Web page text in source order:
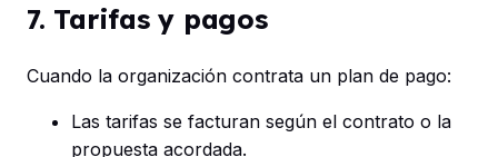
7. Tarifas y pagos
Cuando la organización contrata un plan de pago:
Las tarifas se facturan según el contrato o la
propuesta acordada.